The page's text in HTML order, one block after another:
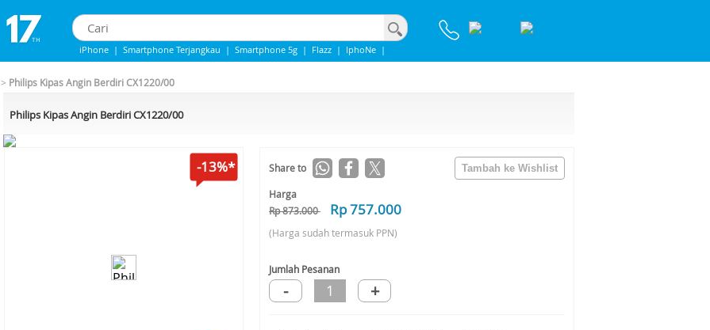
iPhone | Smartphone Terjangkau | Smartphone 5g | Flazz | IphoNe |
> Philips Kipas Angin Berdiri CX1220/00
Philips Kipas Angin Berdiri CX1220/00
-13%* Share to
Harga
Rp 873.000
Rp 757.000
(Harga sudah termasuk PPN)
Jumlah Pesanan
- 1 +